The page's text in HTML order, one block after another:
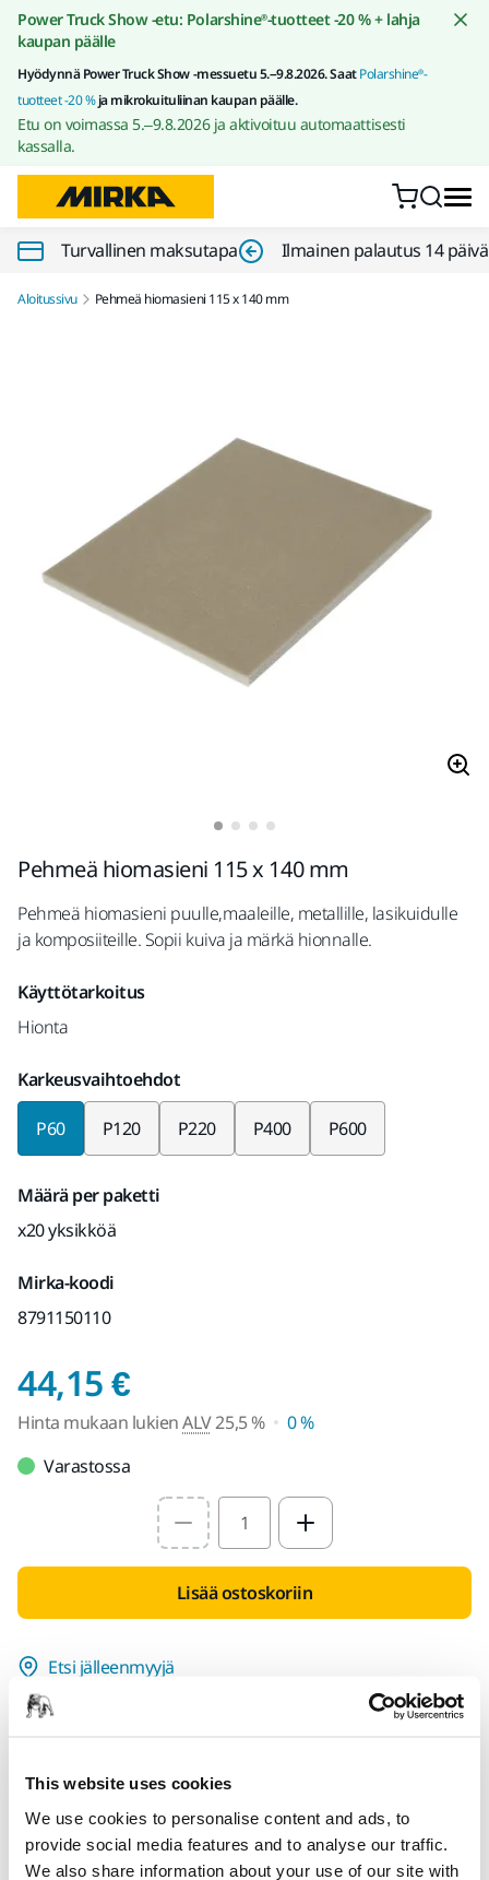
This website uses cookies
We use cookies to personalise content and ads, to
provide social media features and to analyse our traffic.
We also share information about your use of our site with
Siirry sisältöön
Power Truck Show -etu: Polarshine®-tuotteet -20 % + lahja
kaupan päälle
Hyödynnä Power Truck Show -messuetu 5.–9.8.2026. SaatPolarshine®-
tuotteet -20 %ja mikrokuituliinan kaupan päälle.
Etu on voimassa 5.–9.8.2026 ja aktivoituu automaattisesti
kassalla.
Turvallinen maksutapa Ilmainen palautus 14
Aloitussivu Pehmeä hiomasieni 115 x 140 mm
Pehmeä hiomasieni 115 x 140 mm
Pehmeä hiomasieni puulle,maaleille, metallille, lasikuidulle
ja komposiiteille. Sopii kuiva ja märkä hionnalle.
Käyttötarkoitus
Hionta
Karkeusvaihtoehdot
P60 P120 P220 P400 P600
Määrä per paketti
x20 yksikköä
Mirka-koodi
8791150110
44,15 €Hinta mukaan lukien
Hinta mukaan lukienALV25,5 %
0 %
Varastossa
Select quantity value
Lisää ostoskoriin
Etsi jälleenmyyjä
TARJOTTU SINULLE
Nopea toimitus
Ilmainen toimitus yli 49.90€ (sis.alv) tilauksille
Turvallinen maksutapa